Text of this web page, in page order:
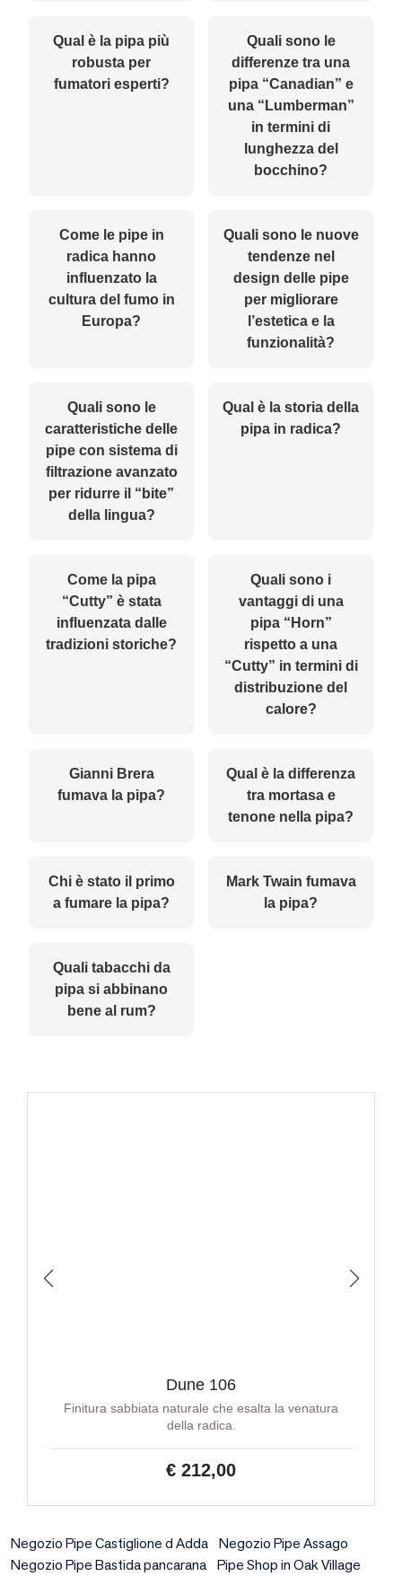
Qual è la pipa più
robusta per
fumatori esperti?
Quali sono le
differenze tra una
pipa “Canadian” e
una “Lumberman”
in termini di
lunghezza del
bocchino?
Come le pipe in
radica hanno
influenzato la
cultura del fumo in
Europa?
Quali sono le nuove
tendenze nel
design delle pipe
per migliorare
l’estetica e la
funzionalità?
Quali sono le
caratteristiche delle
pipe con sistema di
filtrazione avanzato
per ridurre il “bite”
della lingua?
Qual è la storia della
pipa in radica?
Come la pipa
“Cutty” è stata
influenzata dalle
tradizioni storiche?
Quali sono i
vantaggi di una
pipa “Horn”
rispetto a una
“Cutty” in termini di
distribuzione del
calore?
Gianni Brera
fumava la pipa?
Qual è la differenza
tra mortasa e
tenone nella pipa?
Chi è stato il primo
a fumare la pipa?
Mark Twain fumava
la pipa?
Quali tabacchi da
pipa si abbinano
bene al rum?
Dune 106
Finitura sabbiata naturale che esalta la venatura
della radica.
€ 212,00
Negozio Pipe Castiglione d Adda Negozio Pipe Assago
Negozio Pipe Bastida pancarana Pipe Shop in Oak Village